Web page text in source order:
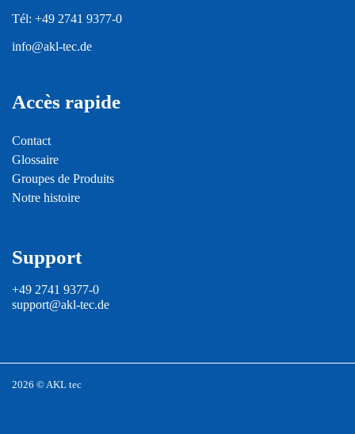
Tél: +49 2741 9377-0
info@akl-tec.de
Accès rapide
Contact
Glossaire
Groupes de Produits
Notre histoire
Support
+49 2741 9377-0
support@akl-tec.de
2026 © AKL tec